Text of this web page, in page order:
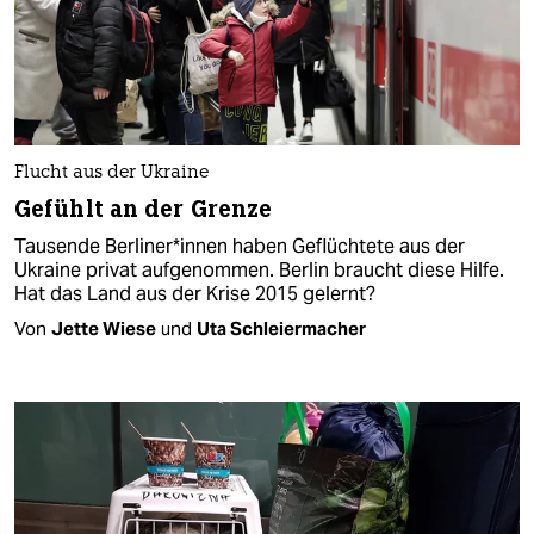
Flucht aus der Ukraine
Gefühlt an der Grenze
Tausende Ber­li­ne­r*in­nen haben Geflüchtete aus der
Ukraine privat aufgenommen. Berlin braucht diese Hilfe.
Hat das Land aus der Krise 2015 gelernt?
Von Jette Wiese und Uta Schleiermacher